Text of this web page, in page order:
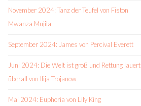
November 2024: Tanz der Teufel von Fiston
Mwanza Mujila
September 2024: James von Percival Everett
Juni 2024: Die Welt ist groß und Rettung lauert
überall von Ilija Trojanow
Mai 2024: Euphoria von Lily King